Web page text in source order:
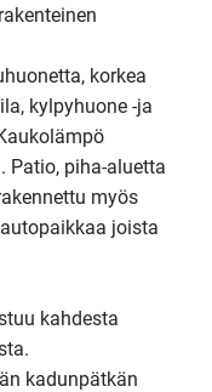
korkea
kylpyhuone -ja
Patio, piha-aluetta
myös
joista
kahdesta
kadunpätkän